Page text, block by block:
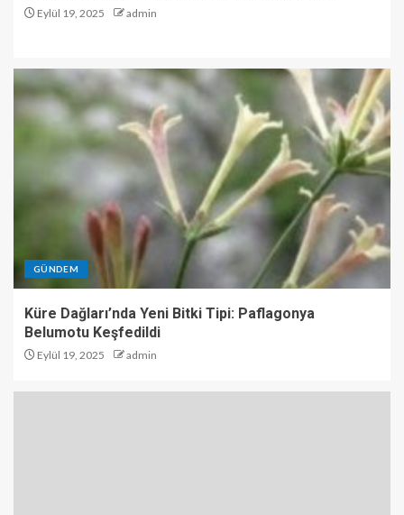
Eylül 19, 2025 admin
GÜNDEM
Küre Dağları’nda Yeni Bitki Tipi: Paflagonya
Belumotu Keşfedildi
Eylül 19, 2025 admin